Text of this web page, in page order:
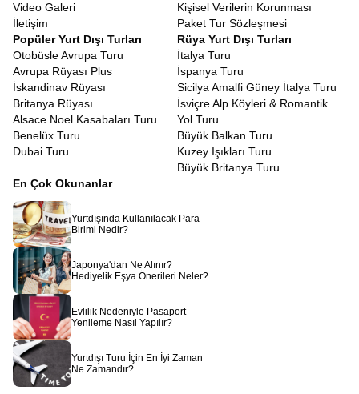
Video Galeri
İletişim
Kişisel Verilerin Korunması
Paket Tur Sözleşmesi
Popüler Yurt Dışı Turları
Otobüsle Avrupa Turu
Avrupa Rüyası Plus
İskandinav Rüyası
Britanya Rüyası
Alsace Noel Kasabaları Turu
Benelüx Turu
Dubai Turu
Rüya Yurt Dışı Turları
İtalya Turu
İspanya Turu
Sicilya Amalfi Güney İtalya Turu
İsviçre Alp Köyleri & Romantik
Yol Turu
Büyük Balkan Turu
Kuzey Işıkları Turu
Büyük Britanya Turu
En Çok Okunanlar
Yurtdışında Kullanılacak Para
Birimi Nedir?
Japonya'dan Ne Alınır?
Hediyelik Eşya Önerileri Neler?
Evlilik Nedeniyle Pasaport
Yenileme Nasıl Yapılır?
Yurtdışı Turu İçin En İyi Zaman
Ne Zamandır?